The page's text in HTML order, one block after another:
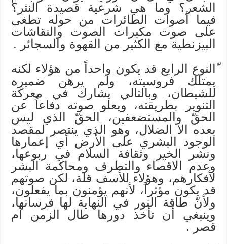
الشعر؟ وما هي شرعية قصيدة النثر؟
فيما أصوات الطائرات من حوله تطغى
على صوت مكبرات الصوت والنقاشات
البيزنطية مع الكثير من القهوة والسجائر .
ّالنوع الرابع قد يكون واحداً من هؤلاء لكنه
يمتلك فروسيته، ولم يرهن ضميره
للشيطان، وبالتالي يشارك في معركة
التنوير بطريقته، ويعلو صوته دفاعاً عن
الحقّ والمستضعفين، الحقّ الذي ليس
بعده الا الضلال، وهو الذي ينتصر لمقصد
الوجود البشري على الأرض أي إعمارها
ونشر الخير وثقافة السلام في ربوعها،
وعدم الاقصاء والتطرف ومحاكمة البشر
لأفكارهم، وهؤلاء للأسف قلة، لكن صوتهم
قد يكون مؤثراً، لأنهم يؤمنون بما يفعلون،
ولأنّ طاقة النور في النهاية لها فرسانها،
وينبغي أن تأخذ دورها طال الزمن أم
قصر .